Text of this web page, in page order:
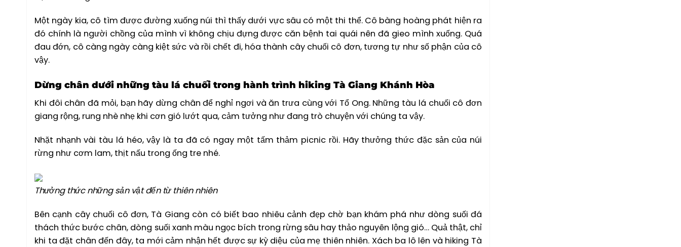
Một ngày kia, cô tìm được đường xuống núi thì thấy dưới vực sâu có một thi thể. Cô bàng hoàng phát hiện ra
đó chính là người chồng của mình vì không chịu đựng được căn bệnh tai quái nên đã gieo mình xuống. Quá
đau đớn, cô càng ngày càng kiệt sức và rồi chết đi, hóa thành cây chuối cô đơn, tương tự như số phận của cô
vậy.
Dừng chân dưới những tàu lá chuối trong hành trình hiking Tà Giang Khánh Hòa
Khi đôi chân đã mỏi, bạn hãy dừng chân để nghỉ ngơi và ăn trưa cùng với Tổ Ong. Những tàu lá chuối cô đơn
giang rộng, rung nhè nhẹ khi cơn gió lướt qua, cảm tưởng như đang trò chuyện với chúng ta vậy.
Nhặt nhạnh vài tàu lá héo, vậy là ta đã có ngay một tấm thảm picnic rồi. Hãy thưởng thức đặc sản của núi
rừng như cơm lam, thịt nấu trong ống tre nhé.
Thưởng thức những sản vật đến từ thiên nhiên
Bên cạnh cây chuối cô đơn, Tà Giang còn có biết bao nhiêu cảnh đẹp chờ bạn khám phá như dòng suối đá
thách thức bước chân, dòng suối xanh màu ngọc bích trong rừng sâu hay thảo nguyên lộng gió… Quả thật, chỉ
khi ta đặt chân đến đây, ta mới cảm nhận hết được sự kỳ diệu của mẹ thiên nhiên. Xách ba lô lên và hiking Tà